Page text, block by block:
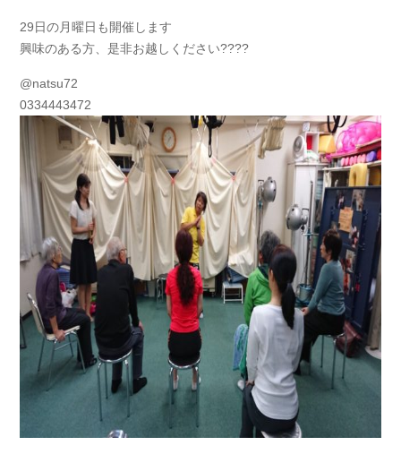
29日の月曜日も開催します
興味のある方、是非お越しください????
@natsu72
0334443472